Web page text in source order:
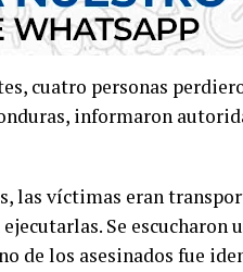
cuatro personas
informaron
las víctimas eran
Se escucharon
de los asesinados fue